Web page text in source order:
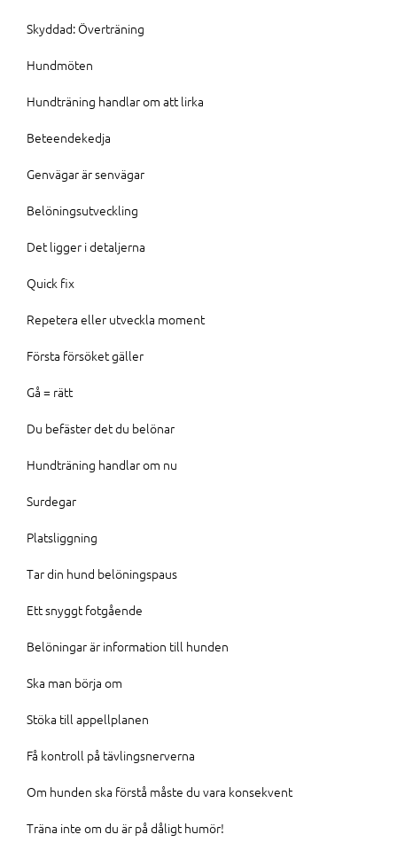
Skyddad: Överträning
Hundmöten
Hundträning handlar om att lirka
Beteendekedja
Genvägar är senvägar
Belöningsutveckling
Det ligger i detaljerna
Quick fix
Repetera eller utveckla moment
Första försöket gäller
Gå = rätt
Du befäster det du belönar
Hundträning handlar om nu
Surdegar
Platsliggning
Tar din hund belöningspaus
Ett snyggt fotgående
Belöningar är information till hunden
Ska man börja om
Stöka till appellplanen
Få kontroll på tävlingsnerverna
Om hunden ska förstå måste du vara konsekvent
Träna inte om du är på dåligt humör!